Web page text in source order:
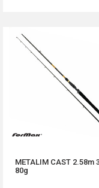
METALIM CAST 2.58m
80g